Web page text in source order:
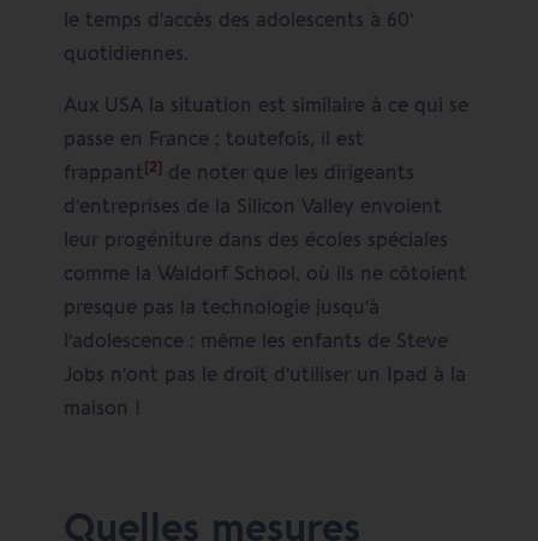
le temps d’accès des adolescents à 60’
quotidiennes.
Aux USA la situation est similaire à ce qui se
passe en France ; toutefois, il est
frappant[2]de noter que les dirigeants
d’entreprises de la Silicon Valley envoient
leur progéniture dans des écoles spéciales
comme la Waldorf School, où ils ne côtoient
presque pas la technologie jusqu’à
l’adolescence : même les enfants de Steve
Jobs n’ont pas le droit d’utiliser un Ipad à la
maison !
Quelles mesures